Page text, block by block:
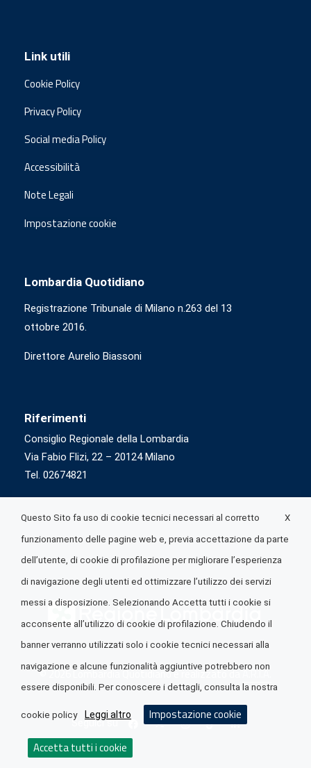
Link utili
Cookie Policy
Privacy Policy
Social media Policy
Accessibilità
Note Legali
Impostazione cookie
Lombardia Quotidiano
Registrazione Tribunale di Milano n.263 del 13
ottobre 2016.
Direttore Aurelio Biassoni
Riferimenti
Consiglio Regionale della Lombardia
Via Fabio Flizi, 22 – 20124 Milano
Tel. 02674821
© 2026 Lombardia Quotidiano è realizzato daA.R.I.A.
Seguici su
X
Questo Sito fa uso di cookie tecnici necessari al corretto
funzionamento delle pagine web e, previa accettazione da parte
dell’utente, di cookie di profilazione per migliorare l’esperienza
di navigazione degli utenti ed ottimizzare l’utilizzo dei servizi
messi a disposizione. Selezionando Accetta tutti i cookie si
acconsente all’utilizzo di cookie di profilazione. Chiudendo il
banner verranno utilizzati solo i cookie tecnici necessari alla
navigazione e alcune funzionalità aggiuntive potrebbero non
essere disponibili. Per conoscere i dettagli, consulta la nostra
cookie policy Leggi altro Impostazione cookie
Accetta tutti i cookie